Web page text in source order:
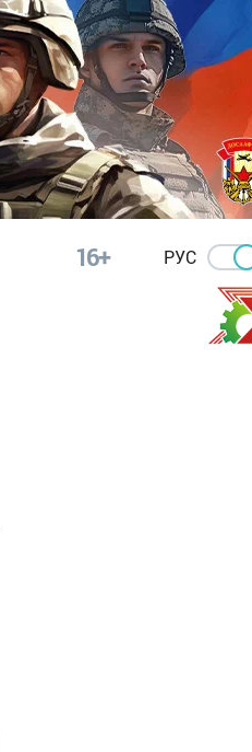
16+ РУС